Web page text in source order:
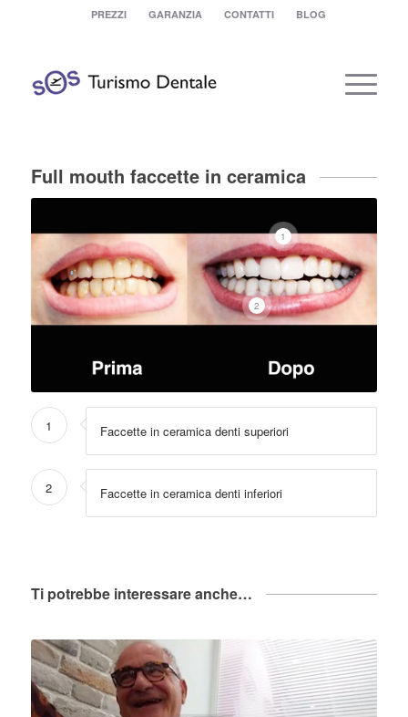
PREZZI GARANZIA CONTATTI BLOG
Full mouth faccette in ceramica
1
2
1 Faccette in ceramica denti superiori
2 Faccette in ceramica denti inferiori
Ti potrebbe interessare anche…